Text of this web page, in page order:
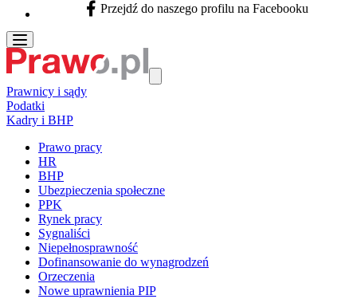
Facebook - otwiera się w nowej karcie
Przejdź do naszego profilu na Facebooku
Prawnicy i sądy
Podatki
Kadry i BHP
Prawo pracy
HR
BHP
Ubezpieczenia społeczne
PPK
Rynek pracy
Sygnaliści
Niepełnosprawność
Dofinansowanie do wynagrodzeń
Orzeczenia
Nowe uprawnienia PIP